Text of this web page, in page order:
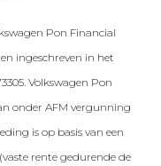
Pon Financial
ingeschreven in het
Volkswagen Pon
onder AFM vergunning
is op basis van een
rente gedurende de